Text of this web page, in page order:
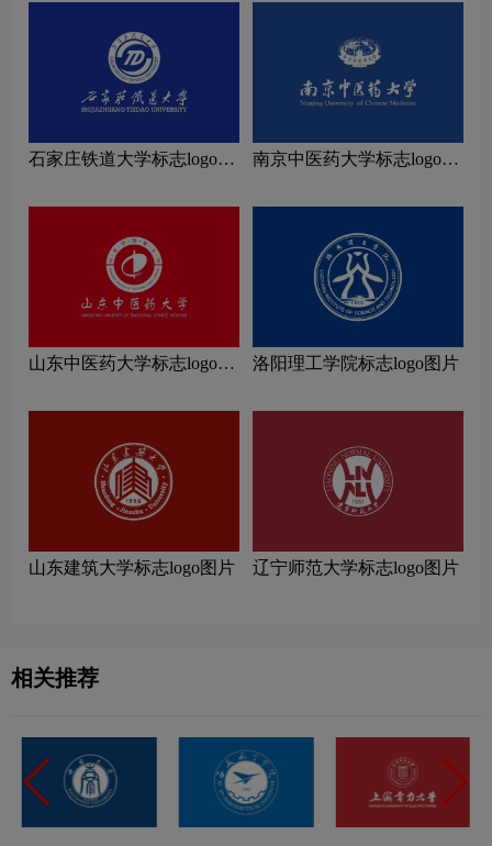
石家庄铁道大学标志logo图
南京中医药大学标志logo图
山东中医药大学标志logo图
洛阳理工学院标志logo图片
山东建筑大学标志logo图片 辽宁师范大学标志logo图片
相关推荐